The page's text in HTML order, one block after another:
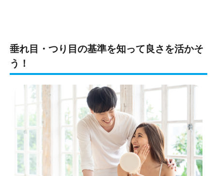
垂れ目・つり目の基準を知って良さを活かそ
う！